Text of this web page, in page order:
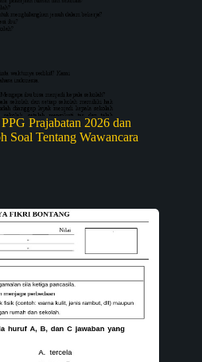
Prajabatan 2026 dan
Soal Tentang Wawancara